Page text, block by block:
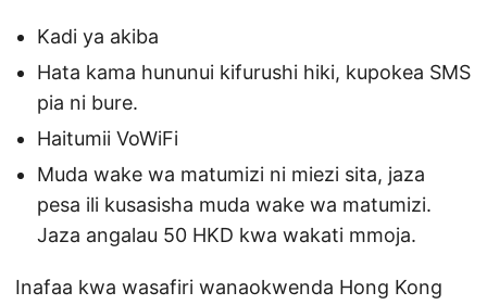
Kadi ya akiba
Hata kama hununui kifurushi hiki, kupokea SMS
pia ni bure.
Haitumii VoWiFi
Muda wake wa matumizi ni miezi sita, jaza
pesa ili kusasisha muda wake wa matumizi.
Jaza angalau 50 HKD kwa wakati mmoja.
Inafaa kwa wasafiri wanaokwenda Hong Kong